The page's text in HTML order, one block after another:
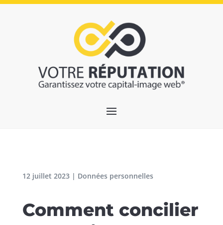
12 juillet 2023| Données personnelles
Comment concilier